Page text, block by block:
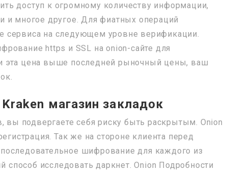
доступ к огромному количеству информации,
и многое другое. Для фиатных операций
сервиса на следующем уровне верификации.
https и SSL на onion-сайте для
эта цена выше последней рыночный цены, ваш
магазин закладок
вы подвергаете себя риску быть раскрытым. Onion
Так же на стороне клиента перед
шифрование для каждого из
способ исследовать даркнет. Onion Подробности